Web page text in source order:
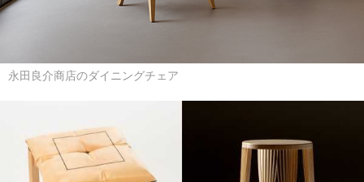
永田良介商店のダイニングチェア